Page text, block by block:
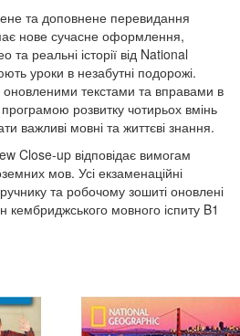
та доповнене перевидання
нове сучасне оформлення,
та реальні історії від National
уроки в незабутні подорожі.
оновленими текстами та вправами в
розвитку чотирьох вмінь
важливі мовні та життєві знання.
Close-up відповідає вимогам
мов. Усі екзаменаційні
та робочому зошиті оновлені
кембриджського мовного іспиту B1